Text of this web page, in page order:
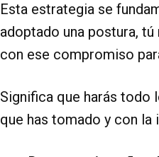
Esta estrategia se
adoptado una postura,
con ese compromiso
Significa que harás todo
que has tomado y con